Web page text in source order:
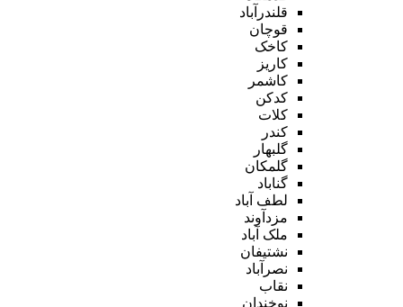
قلندرآباد
قوچان
کاخک
کاریز
کاشمر
کدکن
کلات
کندر
گلبهار
گلمکان
گناباد
لطف آباد
مزدآوند
ملک آباد
نشتیفان
نصرآباد
نقاب
نوخندان